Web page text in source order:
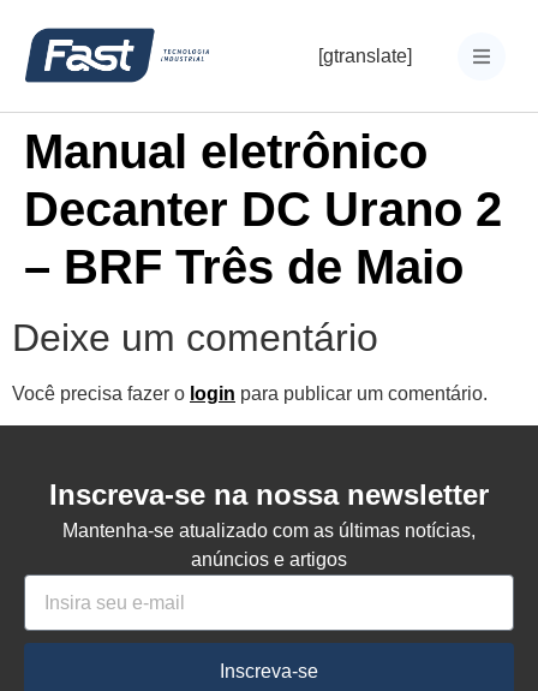
[gtranslate]
Manual eletrônico
Decanter DC Urano 2
– BRF Três de Maio
Deixe um comentário
Você precisa fazer o login para publicar um comentário.
Inscreva-se na nossa newsletter
Mantenha-se atualizado com as últimas notícias,
anúncios e artigos
Inscreva-se